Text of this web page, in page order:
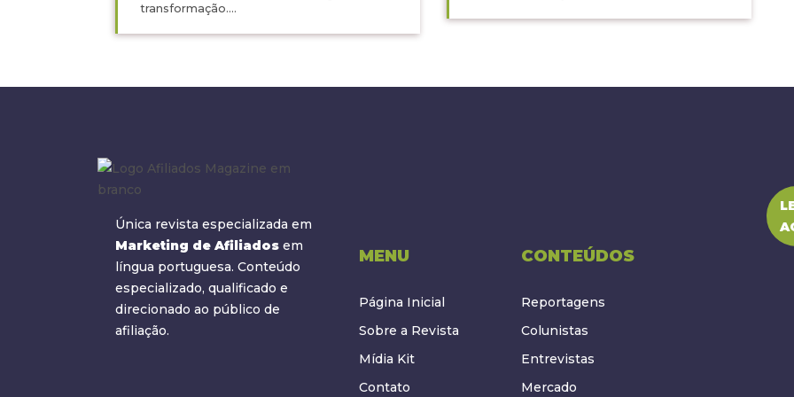
transformação....
Única revista especializada em
Marketing de Afiliados em
língua portuguesa. Conteúdo
especializado, qualificado e
direcionado ao público de
afiliação.
MENU
Página Inicial
Sobre a Revista
Mídia Kit
Contato
CONTEÚDOS
Reportagens
Colunistas
Entrevistas
Mercado